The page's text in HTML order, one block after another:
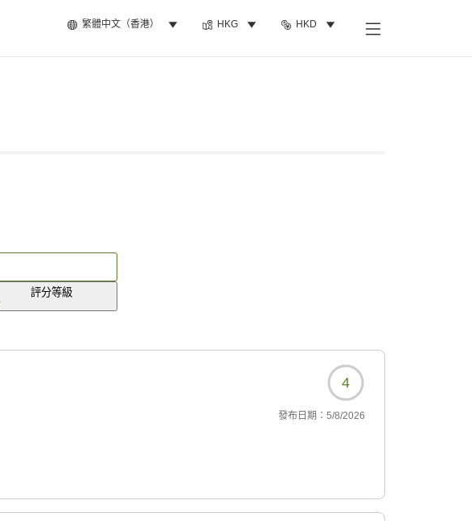
繁體中文（香港） HKG HKD
評分等級
4
發布日期： 5/8/2026